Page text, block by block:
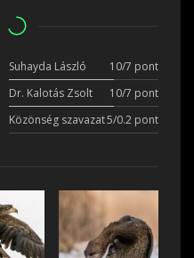
Suhayda László
10/7 pont
Dr. Kalotás Zsolt
10/7 pont
Közönség szavazat5/0.2 pont